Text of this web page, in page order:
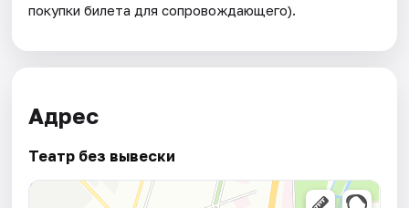
покупки билета для сопровождающего).
Адрес
Театр без вывески